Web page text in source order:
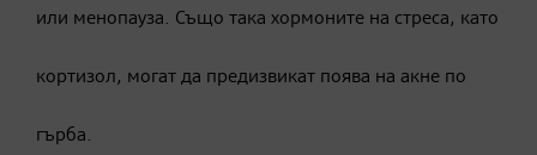
или менопауза. Също така хормоните на стреса, като
кортизол, могат да предизвикат поява на акне по
гърба.